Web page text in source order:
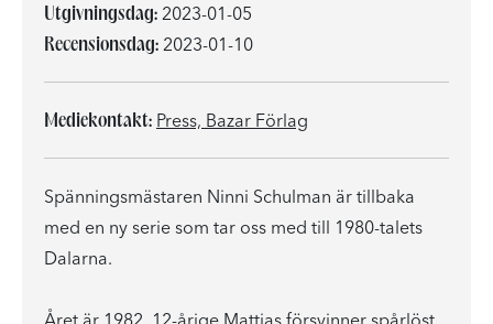
Utgivningsdag: 2023-01-05
Recensionsdag: 2023-01-10
Mediekontakt: Press, Bazar Förlag
Spänningsmästaren Ninni Schulman är tillbaka
med en ny serie som tar oss med till 1980-talets
Dalarna.
Året är 1982. 12-årige Mattias försvinner spårlöst